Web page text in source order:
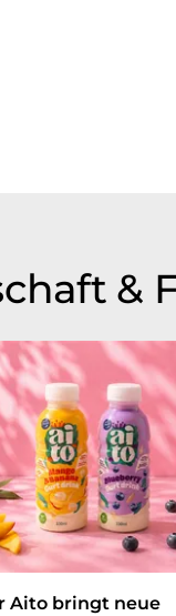
&
Aito bringt neue